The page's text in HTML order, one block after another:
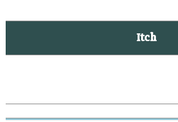
Itch